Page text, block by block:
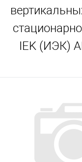
IEK (ИЭК)